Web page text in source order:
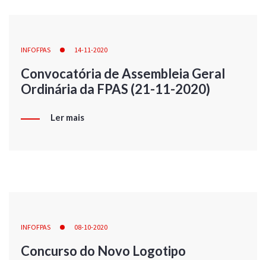
INFOFPAS 14-11-2020
Convocatória de Assembleia Geral
Ordinária da FPAS (21-11-2020)
Ler mais
INFOFPAS 08-10-2020
Concurso do Novo Logotipo